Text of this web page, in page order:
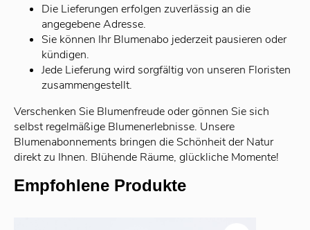
Die Lieferungen erfolgen zuverlässig an die
angegebene Adresse.
Sie können Ihr Blumenabo jederzeit pausieren oder
kündigen.
Jede Lieferung wird sorgfältig von unseren Floristen
zusammengestellt.
Verschenken Sie Blumenfreude oder gönnen Sie sich
selbst regelmäßige Blumenerlebnisse. Unsere
Blumenabonnements bringen die Schönheit der Natur
direkt zu Ihnen. Blühende Räume, glückliche Momente!
Empfohlene Produkte